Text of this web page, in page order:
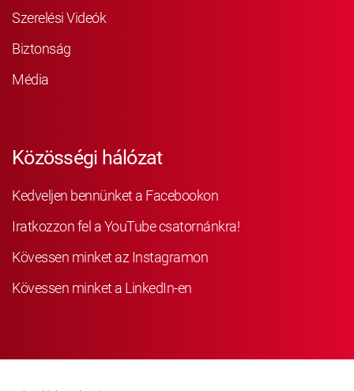
Szerelési Videók
Biztonság
Média
Közösségi hálózat
Kedveljen bennünket a Facebookon
Iratkozzon fel a YouTube csatornánkra!
Kövessen minket az Instagramon
Kövessen minket a LinkedIn-en